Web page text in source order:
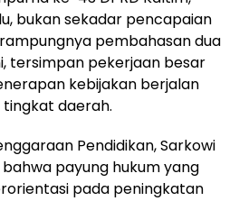
bukan sekadar pencapaian
pembahasan dua
tersimpan pekerjaan besar
kebijakan berjalan
daerah.
Pendidikan, Sarkowi
payung hukum yang
pada peningkatan